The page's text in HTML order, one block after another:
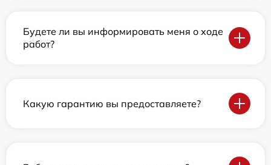
Будете ли вы информировать меня о ходе
работ?
Какую гарантию вы предоставляете?